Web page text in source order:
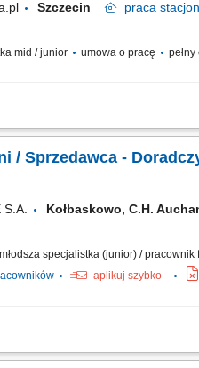
Szczecin praca
mid / junior umowa o pracę pełny
i wsparcie ich w
Sprzedawczyni /
Kołbaskowo, C.H.
specjalistka (junior) /
aplikuj szybko
zaraz Praca dla osób z